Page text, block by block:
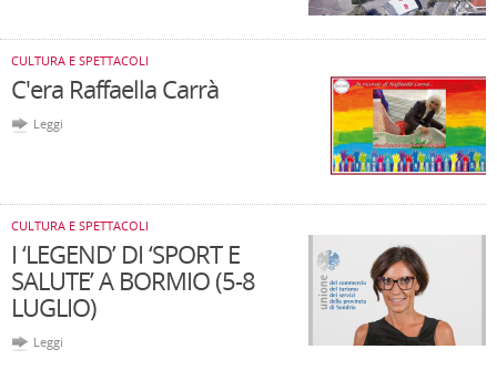
CULTURA E SPETTACOLI
C'era Raffaella Carrà
Leggi
CULTURA E SPETTACOLI
I ‘LEGEND’ DI ‘SPORT E
SALUTE’ A BORMIO (5-8
LUGLIO)
Leggi